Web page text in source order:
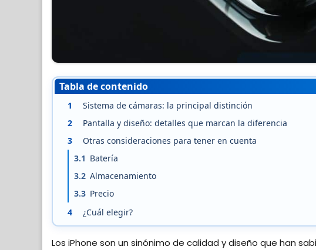
Tabla de contenido
1
Sistema de cámaras: la principal distinción
2
Pantalla y diseño: detalles que marcan la diferencia
3
Otras consideraciones para tener en cuenta
3.1 Batería
3.2 Almacenamiento
3.3 Precio
4
¿Cuál elegir?
Los iPhone son un sinónimo de calidad y diseño que han